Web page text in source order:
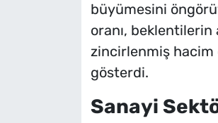
büyümesini
oranı, beklentilerin
zincirlenmiş hacim
gösterdi.
Sanayi